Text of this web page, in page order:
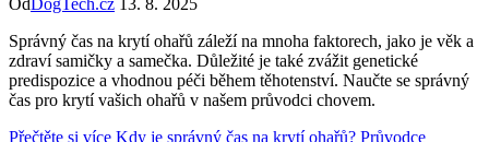
Správný čas na krytí ohařů záleží na mnoha faktorech, jako je věk a
zdraví samičky a samečka. Důležité je také zvážit genetické
predispozice a vhodnou péči během těhotenství. Naučte se správný
čas pro krytí vašich ohařů v našem průvodci chovem.
Přečtěte si více Kdy je správný čas na krytí ohařů? Průvodce